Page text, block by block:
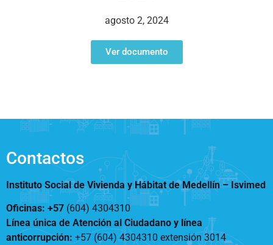
Vivienda Nueva
Acompañamiento Social
Directorio de servidores
Encuesta de Percepción
A+ A A-
Tamaño de la
fuente
Contraste
Centro de relevo
Más Información sobre Accesibilidad
agosto 2, 2024
Ver documento
Contactos
Instituto Social de Vivienda y Hábitat de Medellín –Isvimed
Oficinas: +57 (604) 4304310
Línea única de Atención al Ciudadano y línea
anticorrupción: +57 (604) 4304310 extensión3014